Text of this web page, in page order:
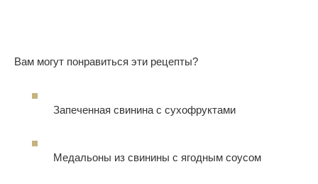
Вам могут понравиться эти рецепты?
Запеченная свинина с сухофруктами
Медальоны из свинины c ягодным соусом